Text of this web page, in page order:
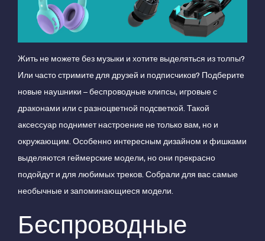
Жить не можете без музыки и хотите выделяться из толпы?
Или часто стримите для друзей и подписчиков? Подберите
новые наушники – беспроводные клипсы, игровые с
драконами или с разноцветной подсветкой. Такой
аксессуар поднимет настроение не только вам, но и
окружающим. Особенно интересным дизайном и фишками
выделяются геймерские модели, но они прекрасно
подойдут и для любимых треков. Собрали для вас самые
необычные и запоминающиеся модели.
Беспроводные